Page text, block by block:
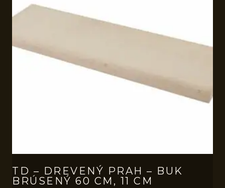
TD – DREVENÝ PRAH – BUK
BRÚSENÝ 60 CM, 11 CM